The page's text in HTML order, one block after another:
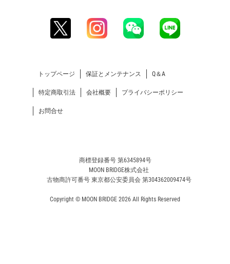
トップページ 保証とメンテナンス Q＆A
特定商取引法 会社概要 プライバシーポリシー
お問合せ
商標登録番号 第6345894号
MOON BRIDGE株式会社
古物商許可番号 東京都公安委員会 第304362009474号
Copyright © MOON BRIDGE 2026 All Rights Reserved